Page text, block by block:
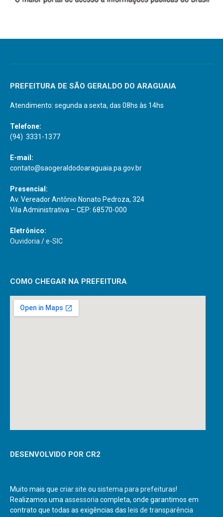
PREFEITURA DE SÃO GERALDO DO ARAGUAIA
Atendimento: segunda a sexta, das 08hs às 14hs
Telefone:
(94) 3331-1377
E-mail:
contato@saogeraldodoaraguaia.pa.gov.br
Presencial:
Av. Vereador Antônio Nonato Pedroza, 324
Vila Administrativa – CEP: 68570-000
Eletrônico:
Ouvidoria /e-SIC
COMO CHEGAR NA PREFEITURA
DESENVOLVIDO POR CR2
Muito mais que criar site ou sistema para prefeituras!
Realizamos uma assessoria completa, onde garantimos em
contrato que todas as exigências das leis de transparência